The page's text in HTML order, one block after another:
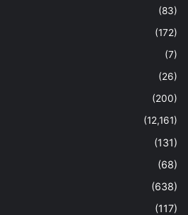
(83)
(172)
(7)
(26)
(200)
(12,161)
(131)
(68)
(638)
(117)